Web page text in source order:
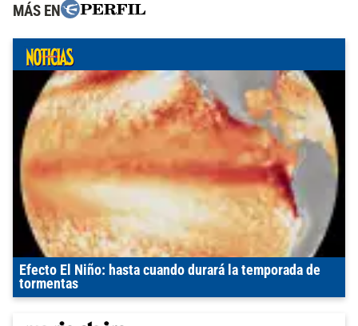
MÁS EN
Efecto El Niño: hasta cuando durará la temporada de
tormentas